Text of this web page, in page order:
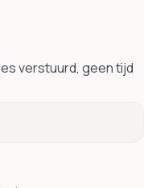
verstuurd, geen tijd